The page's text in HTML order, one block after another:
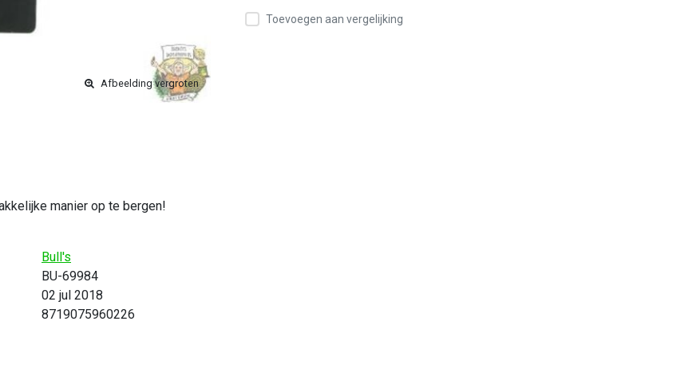
Afbeelding vergroten
Toevoegen aan vergelijking
manier op te bergen!
Bull's
BU-69984
02 jul 2018
8719075960226